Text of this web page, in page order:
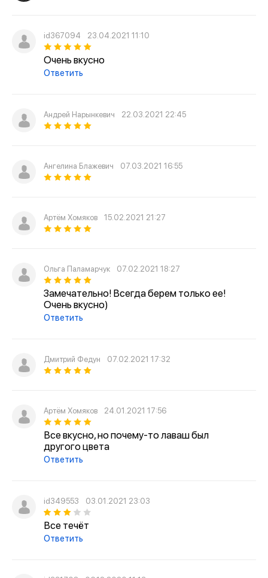
id367094 23.04.2021 11:10
Очень вкусно
Ответить
Андрей Нарынкевич 22.03.2021 22:45
Ангелина Блажевич 07.03.2021 16:55
Артём Хомяков 15.02.2021 21:27
Ольга Паламарчук 07.02.2021 18:27
Замечательно! Всегда берем только ее!
Очень вкусно)
Ответить
Дмитрий Федун 07.02.2021 17:32
Артём Хомяков 24.01.2021 17:56
Все вкусно, но почему-то лаваш был
другого цвета
Ответить
id349553 03.01.2021 23:03
Все течёт
Ответить